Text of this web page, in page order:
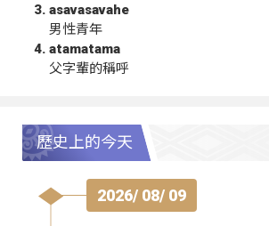
asavasavahe
男性青年
atamatama
父字輩的稱呼
歷史上的今天
2026/ 08/ 09